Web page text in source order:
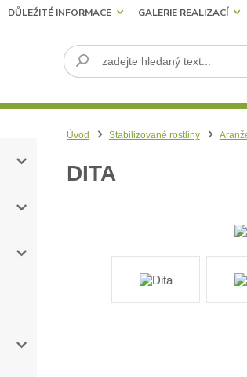
DŮLEŽITÉ INFORMACE GALERIE REALIZACÍ
Úvod Stabilizované rostliny
DITA